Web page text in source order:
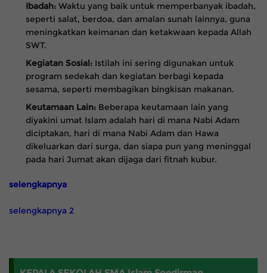
Ibadah: Waktu yang baik untuk memperbanyak ibadah,
seperti salat, berdoa, dan amalan sunah lainnya, guna
meningkatkan keimanan dan ketakwaan kepada Allah
SWT.
Kegiatan Sosial: Istilah ini sering digunakan untuk
program sedekah dan kegiatan berbagi kepada
sesama, seperti membagikan bingkisan makanan.
Keutamaan Lain: Beberapa keutamaan lain yang
diyakini umat Islam adalah hari di mana Nabi Adam
diciptakan, hari di mana Nabi Adam dan Hawa
dikeluarkan dari surga, dan siapa pun yang meninggal
pada hari Jumat akan dijaga dari fitnah kubur.
selengkapnya
selengkapnya 2